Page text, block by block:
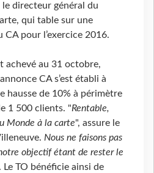
directeur général du
qui table sur une
CA pour l’exercice 2016.
achevé au 31 octobre,
CA s’est établi à
hausse de 10% à périmètre
1 500 clients. "Rentable,
Monde à la carte", assure le
Nous ne faisons pas
objectif étant de rester le
Le TO bénéficie ainsi de